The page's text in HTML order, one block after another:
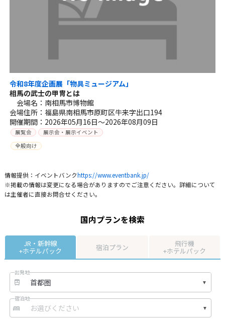
令和8年度企画展「物具ミュージアム」
相馬の武士の甲冑とは
会場名：南相馬市博物館
会場住所：福島県南相馬市原町区牛来字出口194
開催期間：2026年05月16日～2026年08月09日
展覧会
展示会・展示イベント
全般向け
情報提供：イベントバンクhttps://www.eventbank.jp/
※掲載の情報は変更になる場合がありますのでご注意ください。詳細について
は主催者に直接お問合せください。
国内プランを検索
JR・新幹線
+ホテルパック 宿泊プラン 飛行機
+ホテルパック
出発地
宿泊地